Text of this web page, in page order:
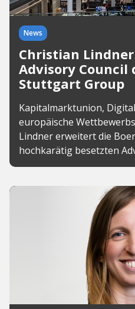
News
Christian
Advisory Council
Stuttgart Group
Kapitalmarktunion,
europäische
Lindner erweitert die
hochkarätig besetzten